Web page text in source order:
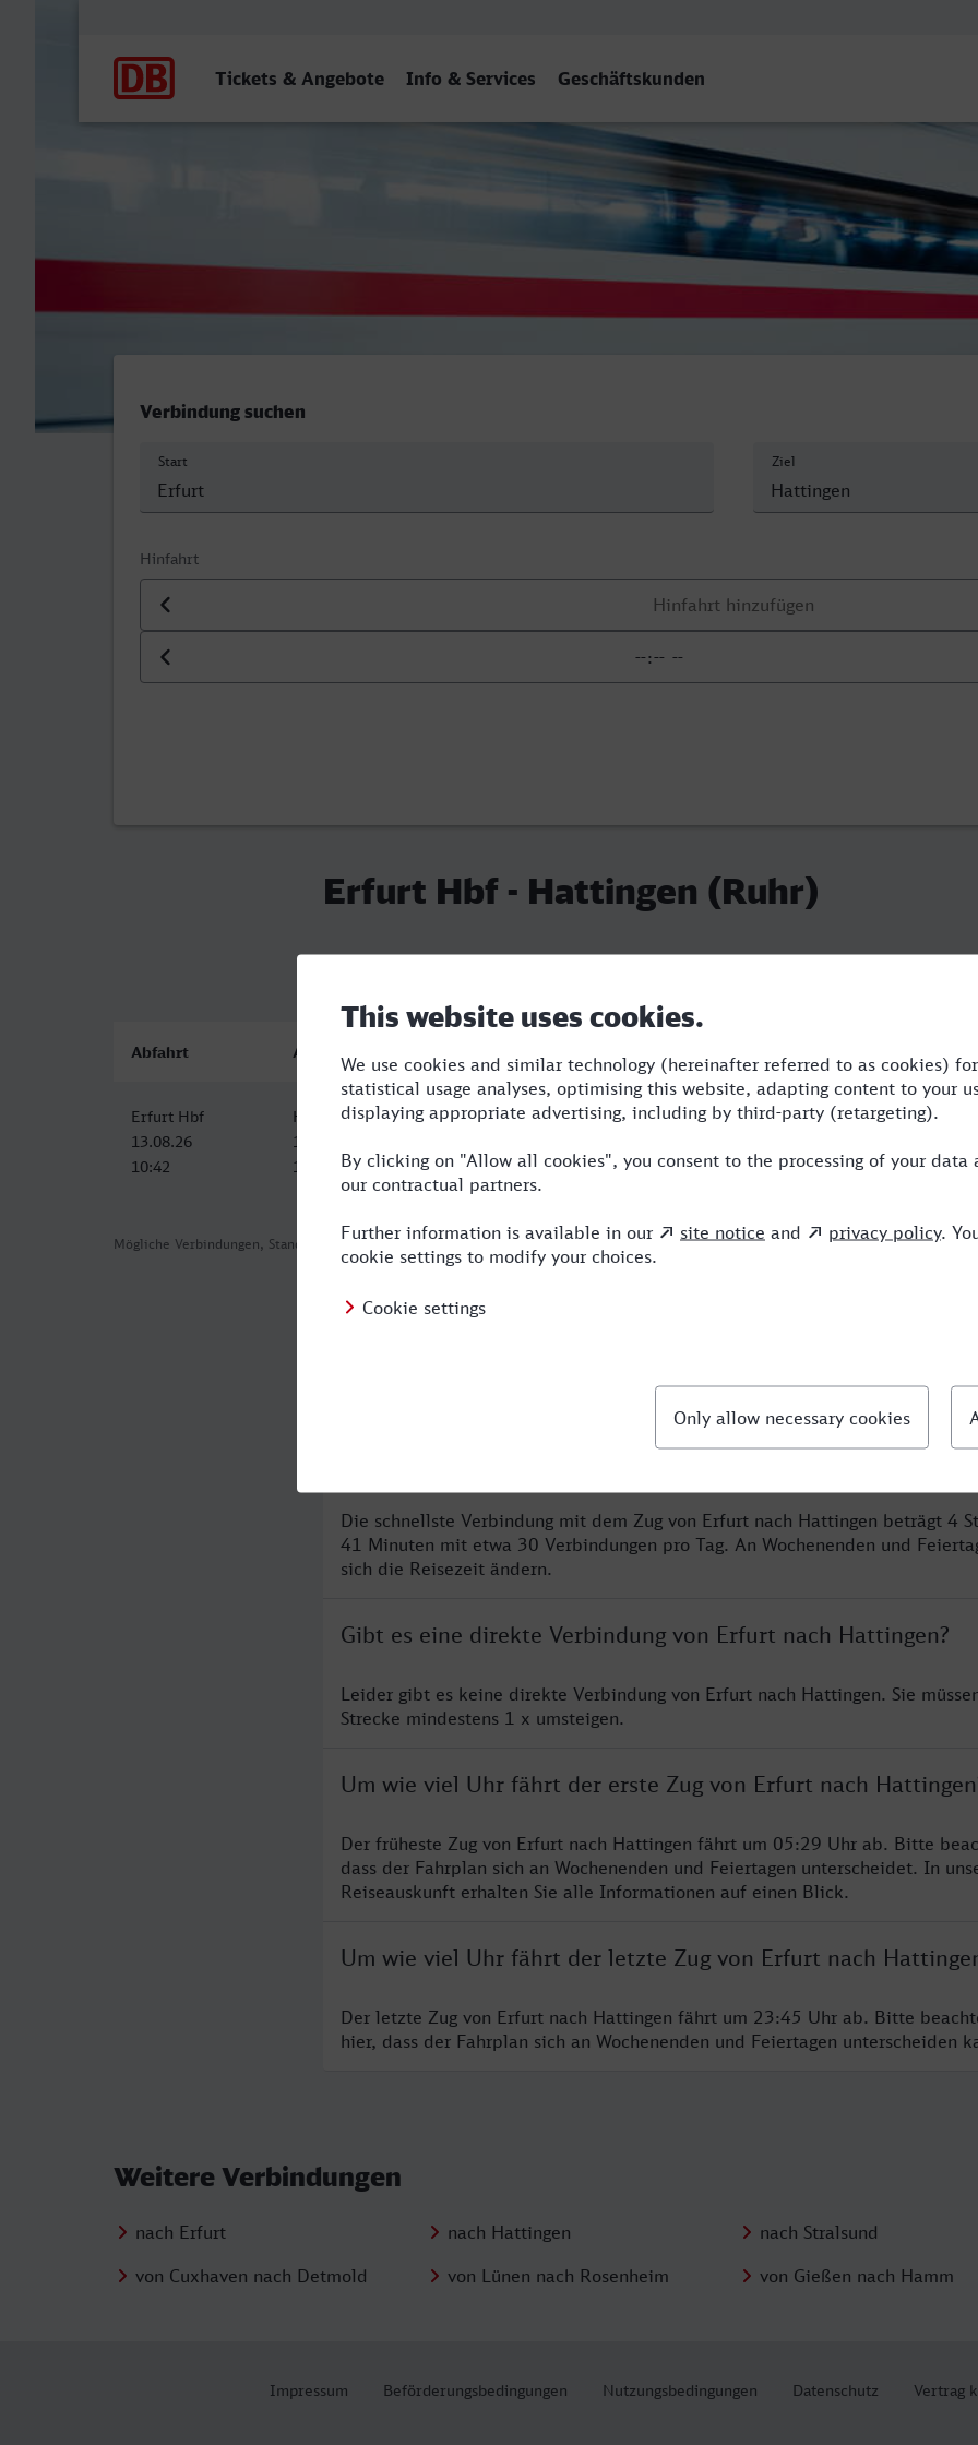
Tickets & Angebote Info & Services Geschäftskunden
Erfurt Hbf - Hattingen (Ruhr)
Verbindung suchen
Start Ziel
Hinfahrt
Datum der Hinfahrt
Uhrzeit der Hinfahrt
Erfurt Hbf - Hattingen (Ruhr)
Mögliche Verbindungen, Stand: 2026-07-30 06:57
Abfahrt Ankunft
Erfurt Hbf
13.08.26
10:42
Hattingen (Ruhr)
13.08.26
15:23
4:41 1 S,ICE
Die schnellste Verbindung mit dem Zug von Erfurt nach Hattingen beträgt 4
41 Minuten mit etwa 30 Verbindungen pro Tag. An Wochenenden und
sich die Reisezeit ändern.
Gibt es eine direkte Verbindung von Erfurt nach Hattingen?
Leider gibt es keine direkte Verbindung von Erfurt nach Hattingen. Sie
Strecke mindestens 1 x umsteigen.
Um wie viel Uhr fährt der erste Zug von Erfurt nach
Der früheste Zug von Erfurt nach Hattingen fährt um 05:29 Uhr ab. Bitte
dass der Fahrplan sich an Wochenenden und Feiertagen unterscheidet. In
Reiseauskunft erhalten Sie alle Informationen auf einen Blick.
Um wie viel Uhr fährt der letzte Zug von Erfurt nach
Der letzte Zug von Erfurt nach Hattingen fährt um 23:45 Uhr ab. Bitte
hier, dass der Fahrplan sich an Wochenenden und Feiertagen unterscheiden
Weitere Verbindungen
nach Erfurt nach Hattingen nach Stralsund
von Cuxhaven nach Detmold
von Lünen nach Rosenheim von Gießen nach Hamm
Impressum Beförderungsbedingungen Nutzungsbedingungen Datenschutz Vertrag